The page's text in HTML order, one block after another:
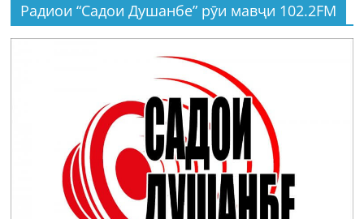
Радиои “Садои Душанбе” рӯи мавҷи 102.2FM